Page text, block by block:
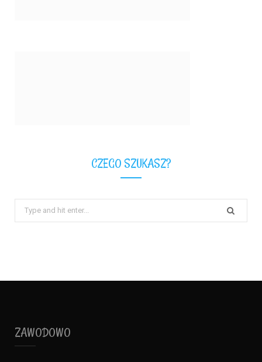
CZEGO SZUKASZ?
Search
for:
ZAWODOWO